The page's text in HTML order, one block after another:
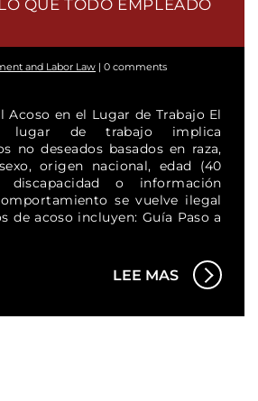
QUE TODO EMPLEADO
and Labor Law |0 comments
Acoso en el Lugar de Trabajo El
de trabajo implica
no deseados basados en raza,
origen nacional, edad (40
o información
se vuelve ilegal
de acoso incluyen: Guía Paso a
LEE MAS